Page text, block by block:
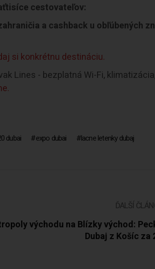
cestovateľov:
a cashback u obľúbených
si konkrétnu destináciu.
Lines - bezplatná Wi-Fi, klimatizácia,
dubai expo dubai
lacne letenky dubaj
ĎALŠÍ
východu na Blízky východ:
Dubaj z Košíc za